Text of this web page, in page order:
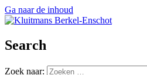
Ga naar de inhoud
Search
Zoek naar: